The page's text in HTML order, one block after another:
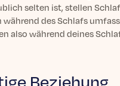
selten ist, stellen
des Schlafs
also während deines
Beziehung